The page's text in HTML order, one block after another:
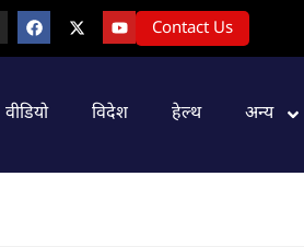
Contact Us
वीडियो विदेश हेल्थ अन्य